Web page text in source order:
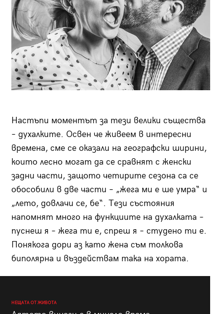
Настъпи моментът за тези велики същества
– духалките. Освен че живеем в интересни
времена, сме се оказали на географски ширини,
които лесно могат да се сравнят с женски
задни части, защото четирите сезона са се
обособили в две части – „жега ми е ше умра“ и
„лето, довлачи се, бе“. Тези състояния
напомнят много на функциите на духалката –
пуснеш я – жега ти е, спреш я – студено ти е.
Понякога дори аз като жена съм толкова
биполярна и въздействам така на хората.
НЕЩАТА ОТ ЖИВОТА